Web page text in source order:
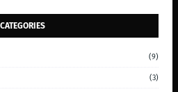
CATEGORIES
(9)
(3)